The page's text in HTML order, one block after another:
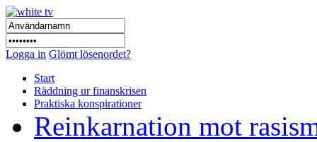
Logga in Glömt lösenordet?
Start
Räddning ur finanskrisen
Praktiska konspirationer
Reinkarnation mot